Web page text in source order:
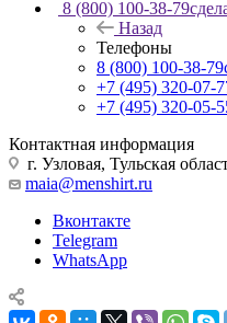
8 (800) 100-38-79
Назад
Телефоны
8 (800) 100-38-79
+7 (495) 320-07-
+7 (495) 320-05-
Контактная информация
г. Узловая, Тульская
maia@menshirt.ru
Вконтакте
Telegram
WhatsApp